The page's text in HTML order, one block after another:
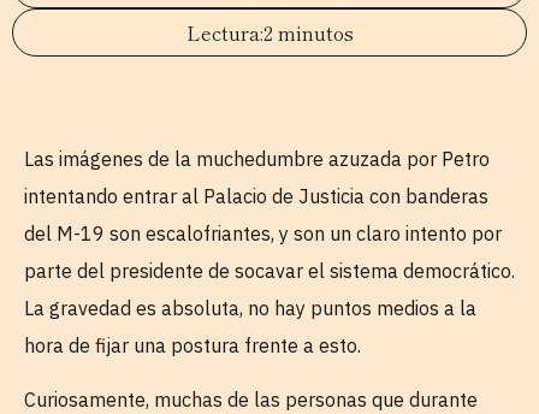
2 minutos
Las imágenes de la muchedumbre azuzada por Petro
intentando entrar al Palacio de Justicia con banderas
del M-19 son escalofriantes, y son un claro intento por
parte del presidente de socavar el sistema democrático.
La gravedad es absoluta, no hay puntos medios a la
hora de fijar una postura frente a esto.
Curiosamente, muchas de las personas que durante